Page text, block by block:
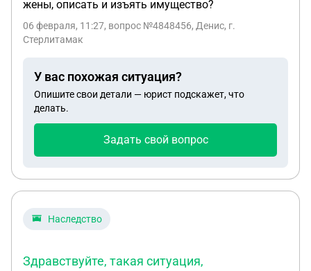
жены, описать и изъять имущество?
06 февраля, 11:27, вопрос №4848456, Денис, г.
Стерлитамак
У вас похожая ситуация?
Опишите свои детали — юрист подскажет, что
делать.
Задать свой вопрос
Наследство
Здравствуйте, такая ситуация,